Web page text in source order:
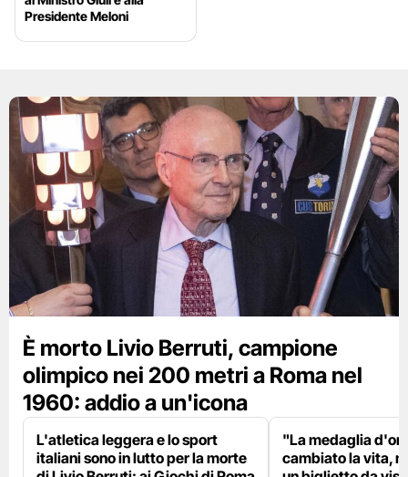
Presidente Meloni
È morto Livio Berruti, campione
olimpico nei 200 metri a Roma nel
1960: addio a un'icona
L'atletica leggera e lo sport
italiani sono in lutto per la morte
"La medaglia
cambiato la vita,